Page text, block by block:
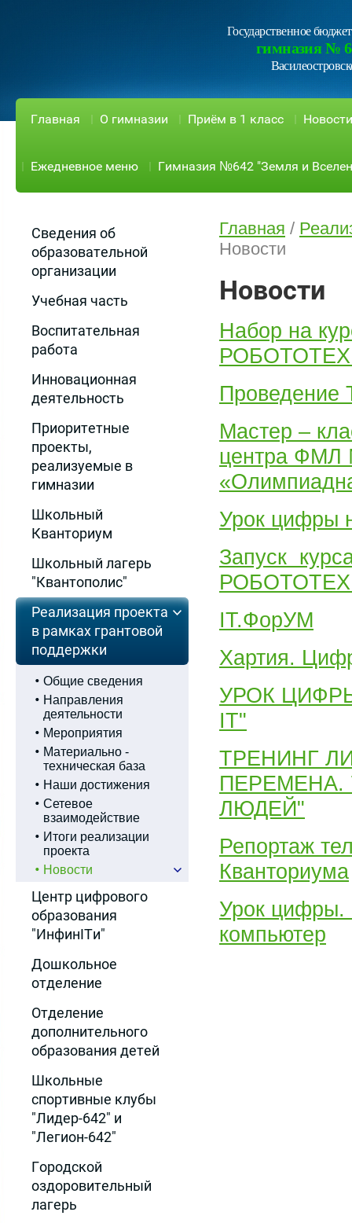
Государственное
гимназия №
Главная О гимназии Приём в 1 класс Новости
Ежедневное меню Гимназия №642 "Земля и
Сведения об
образовательной
организации
Учебная часть
Воспитательная
работа
Инновационная
деятельность
Приоритетные
проекты,
реализуемые в
гимназии
Школьный
Кванториум
Школьный лагерь
"Квантополис"
Реализация проекта
в рамках грантовой
поддержки
Общие сведения
Направления
деятельности
Мероприятия
Материально -
техническая база
Наши достижения
Сетевое
взаимодействие
Итоги реализации
проекта
Новости
Центр цифрового
образования
"ИнфинITи"
Дошкольное
отделение
Отделение
дополнительного
образования детей
Школьные
спортивные клубы
"Лидер-642" и
"Легион-642"
Городской
оздоровительный
лагерь
Главная /
Новости
Новости
Набор на
Проведение
Мастер –
центра ФМЛ
Урок
Запуск
IT.ФорУМ
Хартия.
УРОК
IT"
ТРЕНИНГ
ЛЮДЕЙ"
Репортаж
Кванториума
Урок цифры.
компьютер